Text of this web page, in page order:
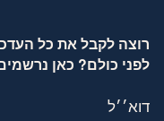
רוצה לקבל את כל
לפני כולם? כאן
דוא׳׳ל